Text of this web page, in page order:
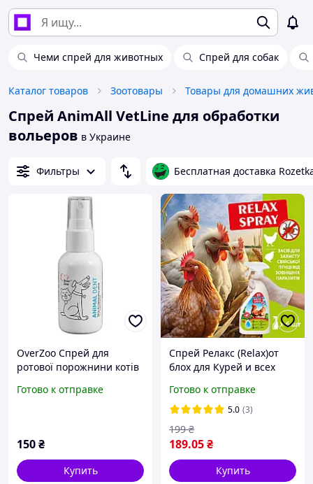
Чеми спрей для животных Спрей для собак
Каталог товаров Зоотовары
Спрей AnimAll VetLine для обработки
вольеров в Украине
Фильтры Бесплатная доставка
OverZoo Спрей для
ротової порожнини котів
мл
Готово к отправке
150₴
Купить
Спрей Релакс (Relax)от
блох для Курей и всех
500 мл. Обработка
курятников мест
проживая
Готово к отправке
5.0 (3)
189.05₴
199 ₴
Купить